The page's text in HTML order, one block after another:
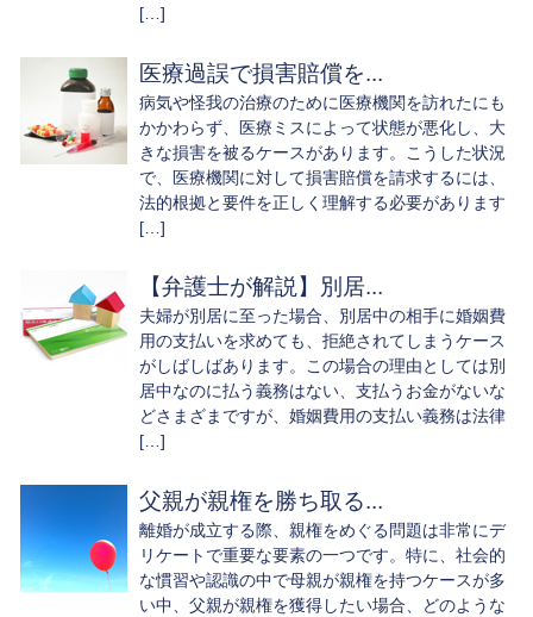
[…]
医療過誤で損害賠償を...
病気や怪我の治療のために医療機関を訪れたにも
かかわらず、医療ミスによって状態が悪化し、大
きな損害を被るケースがあります。こうした状況
で、医療機関に対して損害賠償を請求するには、
法的根拠と要件を正しく理解する必要があります
[…]
【弁護士が解説】別居...
夫婦が別居に至った場合、別居中の相手に婚姻費
用の支払いを求めても、拒絶されてしまうケース
がしばしばあります。この場合の理由としては別
居中なのに払う義務はない、支払うお金がないな
どさまざまですが、婚姻費用の支払い義務は法律
[…]
父親が親権を勝ち取る...
離婚が成立する際、親権をめぐる問題は非常にデ
リケートで重要な要素の一つです。特に、社会的
な慣習や認識の中で母親が親権を持つケースが多
い中、父親が親権を獲得したい場合、どのような